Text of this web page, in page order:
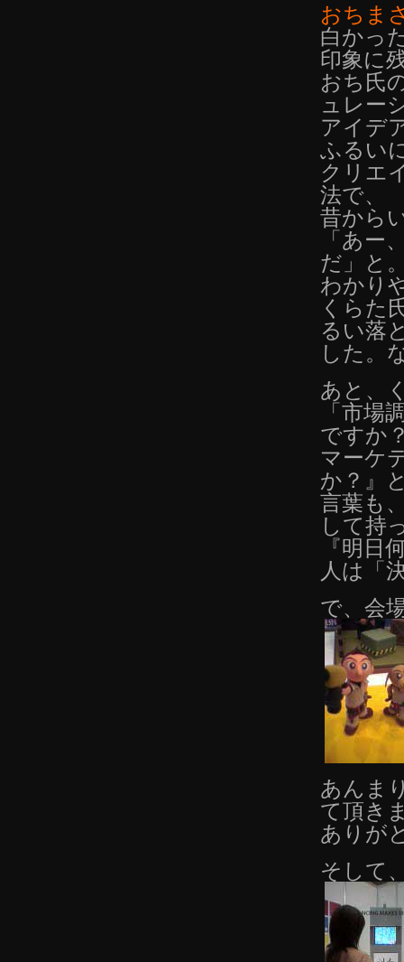
おちま
白かっ
印象に
おち氏
ュレー
アイデ
ふるい
クリエ
法で、
昔から
「あー
だ」と
わかり
くらた
るい落
した。
あと、
「市場
ですか
マーケ
か？』
言葉も
して持
『明日
人は「
で、会
あんま
て頂き
ありが
そして